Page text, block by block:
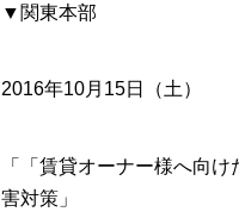
▼関東本部
2016年10月15日（土）
「「賃貸オーナー様へ向
害対策」